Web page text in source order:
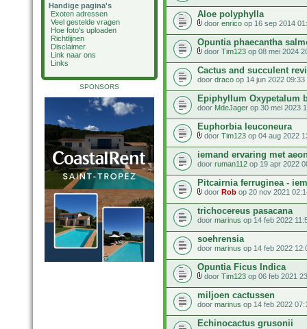
Handige pagina's
Exoten adressen
Veel gestelde vragen
Hoe foto's uploaden
Richtlijnen
Disclaimer
Link naar ons
Links
SPONSORS
Aloe polyphylla
door enrico op 16 sep 2014
Opuntia phaecantha
door Tim123 op 08 mei 2024
Cactus and succulent
door draco op 14 jun 2022 09:33
Epiphyllum Oxypetalum
door MdeJager op 30 mei 2023
Euphorbia leuconeura
door Tim123 op 04 aug 2022
iemand ervaring met
door ruman112 op 19 apr 2022
Pitcairnia ferruginea -
door Rob op 20 nov 2021
trichocereus pasacana
door marinus op 14 feb 2022
soehrensia
door marinus op 14 feb 2022
Opuntia Ficus Indica
door Tim123 op 06 feb 2021
miljoen cactussen
door marinus op 14 feb 2022
Echinocactus grusonii